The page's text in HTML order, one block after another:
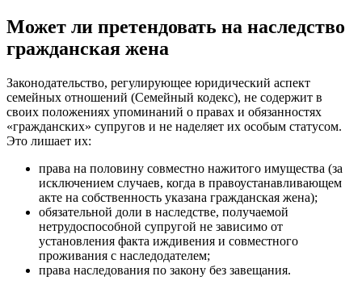
Может ли претендовать на наследство
гражданская жена
Законодательство, регулирующее юридический аспект
семейных отношений (Семейный кодекс), не содержит в
своих положениях упоминаний о правах и обязанностях
«гражданских» супругов и не наделяет их особым статусом.
Это лишает их:
права на половину совместно нажитого имущества (за
исключением случаев, когда в правоустанавливающем
акте на собственность указана гражданская жена);
обязательной доли в наследстве, получаемой
нетрудоспособной супругой не зависимо от
установления факта иждивения и совместного
проживания с наследодателем;
права наследования по закону без завещания.